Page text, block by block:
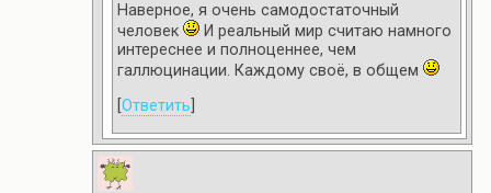
Наверное, я очень самодостаточный
человек
И реальный мир считаю намного
интереснее и полноценнее, чем
галлюцинации. Каждому своё, в общем
Ответить